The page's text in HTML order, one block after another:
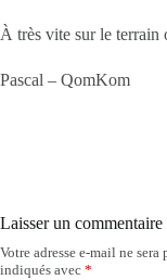
À très vite sur le terrain
Pascal – QomKom
Laisser un commentaire
Votre adresse e-mail ne sera
indiqués avec *